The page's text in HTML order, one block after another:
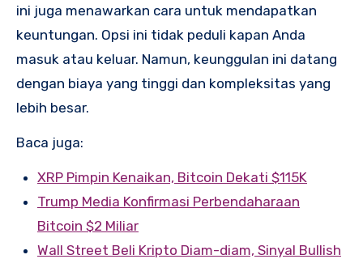
ini juga menawarkan cara untuk mendapatkan
keuntungan. Opsi ini tidak peduli kapan Anda
masuk atau keluar. Namun, keunggulan ini datang
dengan biaya yang tinggi dan kompleksitas yang
lebih besar.
Baca juga:
XRP Pimpin Kenaikan, Bitcoin Dekati $115K
Trump Media Konfirmasi Perbendaharaan
Bitcoin $2 Miliar
Wall Street Beli Kripto Diam-diam, Sinyal Bullish